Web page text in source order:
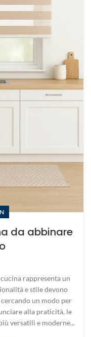
da abbinare
rappresenta un
e stile devono
un modo per
alla praticità, le
versatili e moderne...